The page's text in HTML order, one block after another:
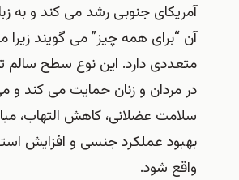
آمریکای جنوبی رشد می کند و به
آن “برای همه چیز” می گویند زیرا
متعددی دارد. این نوع سطح سالم
در مردان و زنان حمایت می کند و
سلامت عضلانی، کاهش التهاب،
بهبود عملکرد جنسی و افزایش
واقع شود.